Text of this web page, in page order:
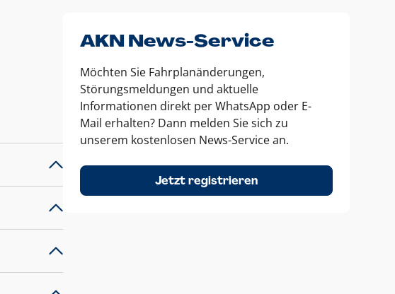
AKN News-Service
Möchten Sie Fahrplanänderungen,
Störungsmeldungen und aktuelle
Informationen direkt per WhatsApp oder E-
Mail erhalten? Dann melden Sie sich zu
unserem kostenlosen News-Service an.
Jetzt registrieren